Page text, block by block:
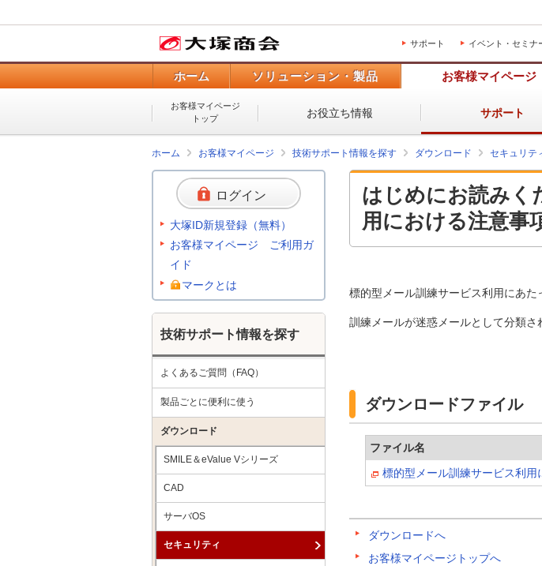
サポート イベント・セミナ
ホーム ソリューション・製品 お客様マイページ
お客様マイページ
トップ
お役立ち情報 サポート
ホーム お客様マイページ 技術サポート情報を探す ダウンロード セキュリテ
はじめにお読みく
用における注意事
標的型メール訓練サービス利用にあた
訓練メールが迷惑メールとして分類さ
ダウンロードファイル
ファイル名
標的型メール訓練サービス利用
ダウンロードへ
お客様マイページトップへ
ログイン
大塚ID新規登録（無料）
お客様マイページ ご利用ガ
イド
マークとは
技術サポート情報を探す
よくあるご質問（FAQ）
製品ごとに便利に使う
ダウンロード
SMILE＆eValue Vシリーズ
CAD
サーバOS
セキュリティ